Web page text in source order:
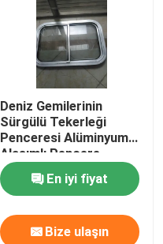
Deniz Gemilerinin
Sürgülü Tekerleği
Penceresi Alüminyum
Alaşımlı Pencere
Çerçevesi
En iyi fiyat
Bize ulaşın